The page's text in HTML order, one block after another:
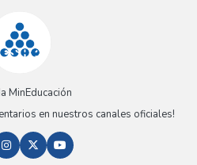
MinEducación
en nuestros canales oficiales!